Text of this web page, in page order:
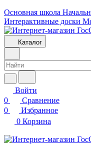
Основная школа
Интерактивные доски
Каталог
Войти
0
Сравнение
0
Избранное
0 Корзина